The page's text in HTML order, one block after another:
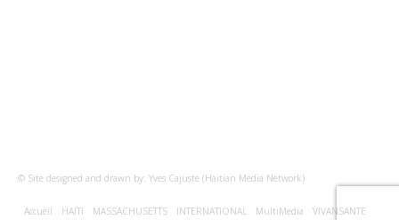
© Site designed and drawn by: Yves Cajuste (Haitian Media Network)
Accueil HAITI MASSACHUSETTS INTERNATIONAL MultiMedia VIVANSANTE